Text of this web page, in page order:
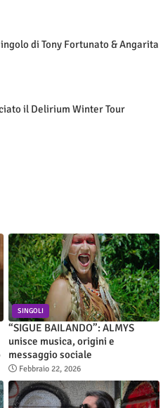
di Tony Fortunato & Angarita
il Delirium Winter Tour
SINGOLI
“SIGUE BAILANDO”: ALMYS
unisce musica, origini e
messaggio sociale
Febbraio 22, 2026